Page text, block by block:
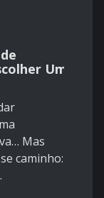
Uma
Mas
caminho:
.